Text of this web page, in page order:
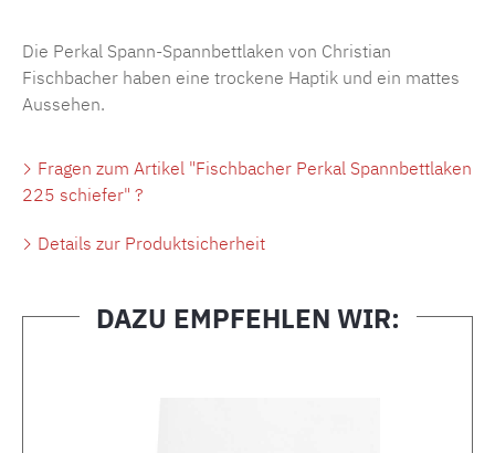
Die Perkal Spann-Spannbettlaken von Christian
Fischbacher haben eine trockene Haptik und ein mattes
Aussehen.
Fragen zum Artikel "Fischbacher Perkal Spannbettlaken
225 schiefer" ?
Details zur Produktsicherheit
DAZU EMPFEHLEN WIR: